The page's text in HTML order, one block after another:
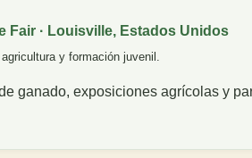
Fair · Louisville, Estados Unidos
y formación juvenil.
ganado, exposiciones agrícolas y